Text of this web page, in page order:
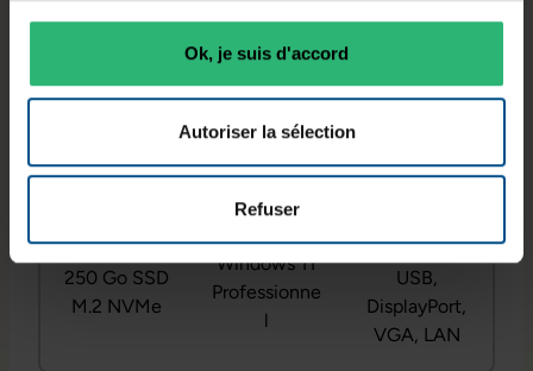
Ok, je suis d'accord
Autoriser la sélection
Refuser
Tour
Processeur
Intel Core
vive
Stockage
250 Go SSD
M.2 NVMe
Windows 11
Professionne
l
es
USB,
DisplayPort,
VGA, LAN